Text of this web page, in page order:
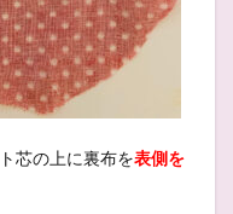
芯の上に裏布を表側を